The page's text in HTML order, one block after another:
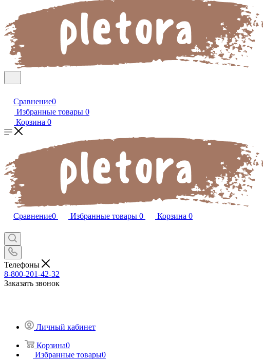
Сравнение0
Избранные товары 0
Корзина 0
Сравнение0 Избранные товары 0 Корзина 0
Телефоны
8-800-201-42-32
Заказать звонок
Личный кабинет
Корзина0
Избранные товары0